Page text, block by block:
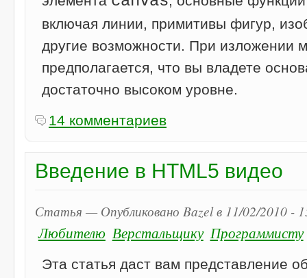
включая линии, примитивы фигур,
другие возможности. При изложении
предполагается, что вы владете
достаточно высоком уровне.
14 комментариев
Введение в HTML5 видео
Статья — Опубликовано Bazel в 11/02/2010 -
Любителю Верстальщику Программисту
Эта статья даст вам представление